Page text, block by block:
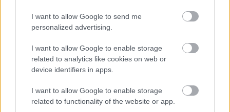
I want to allow Google to send me
personalized advertising.
I want to allow Google to enable storage
related to analytics like cookies on web or
device identifiers in apps.
I want to allow Google to enable storage
related to functionality of the website or app.